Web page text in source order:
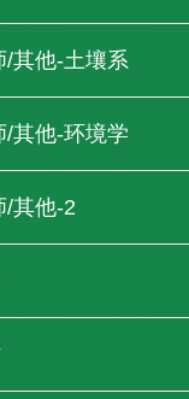
/其他-土壤系
/其他-环境学
/其他-2